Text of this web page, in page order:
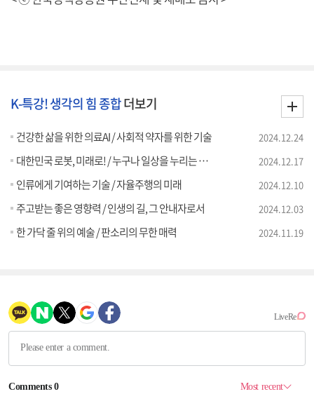
K-특강! 생각의 힘 종합더보기
건강한 삶을 위한 의료AI / 사회적 약자를 위한 기술 2024.12.24
대한민국 로봇, 미래로! / 누구나 일상을 누리는 기술 2024.12.17
인류에게 기여하는 기술 / 자율주행의 미래 2024.12.10
주고받는 좋은 영향력 / 인생의 길, 그 안내자로서 2024.12.03
한 가닥 줄 위의 예술 / 판소리의 무한 매력 2024.11.19